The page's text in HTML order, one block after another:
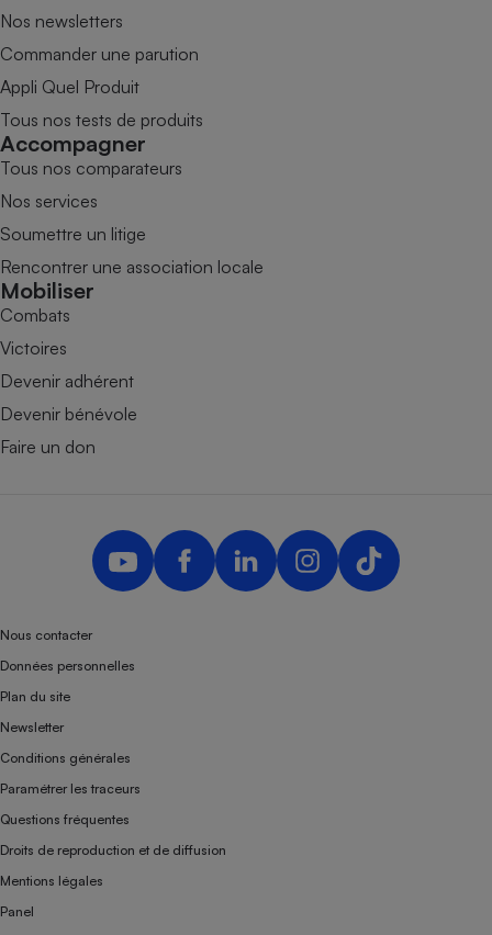
Nos newsletters
Commander une parution
Appli Quel Produit
Tous nos tests de produits
Accompagner
Tous nos comparateurs
Nos services
Soumettre un litige
Rencontrer une association locale
Mobiliser
Combats
Victoires
Devenir adhérent
Devenir bénévole
Faire un don
Nous contacter
Données personnelles
Plan du site
Newsletter
Conditions générales
Paramétrer les traceurs
Questions fréquentes
Droits de reproduction et de diffusion
Mentions légales
Panel